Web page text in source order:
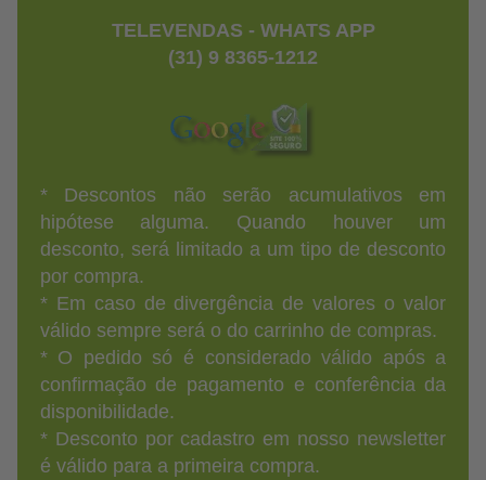
TELEVENDAS - WHATS APP
(31) 9 8365-1212
* Descontos não serão acumulativos em
hipótese alguma. Quando houver um
desconto, será limitado a um tipo de desconto
por compra.
* Em caso de divergência de valores o valor
válido sempre será o do carrinho de compras.
* O pedido só é considerado válido após a
confirmação de pagamento e conferência da
disponibilidade.
* Desconto por cadastro em nosso newsletter
é válido para a primeira compra.